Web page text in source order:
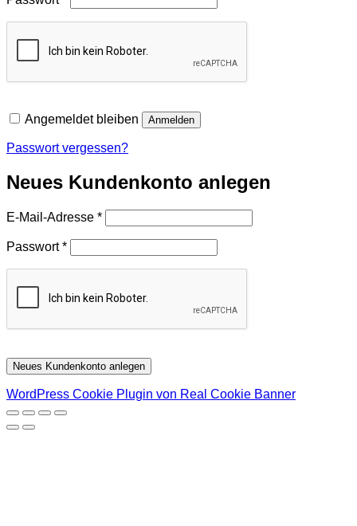
Angemeldet bleiben Anmelden
Passwort vergessen?
Neues Kundenkonto anlegen
E-Mail-Adresse *Erforderlich
Passwort*Erforderlich
Neues Kundenkonto anlegen
WordPress Cookie Plugin von Real Cookie Banner